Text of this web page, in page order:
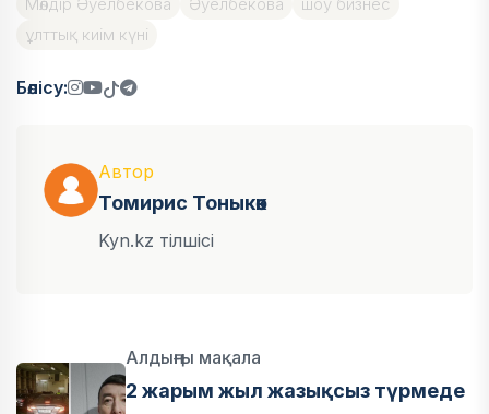
ұлттық киім күні
Бөлісу:
Автор
Томирис Тоныкөк
Kyn.kz тілшісі
Алдыңғы мақала
2 жарым жыл жазықсыз түрмеде